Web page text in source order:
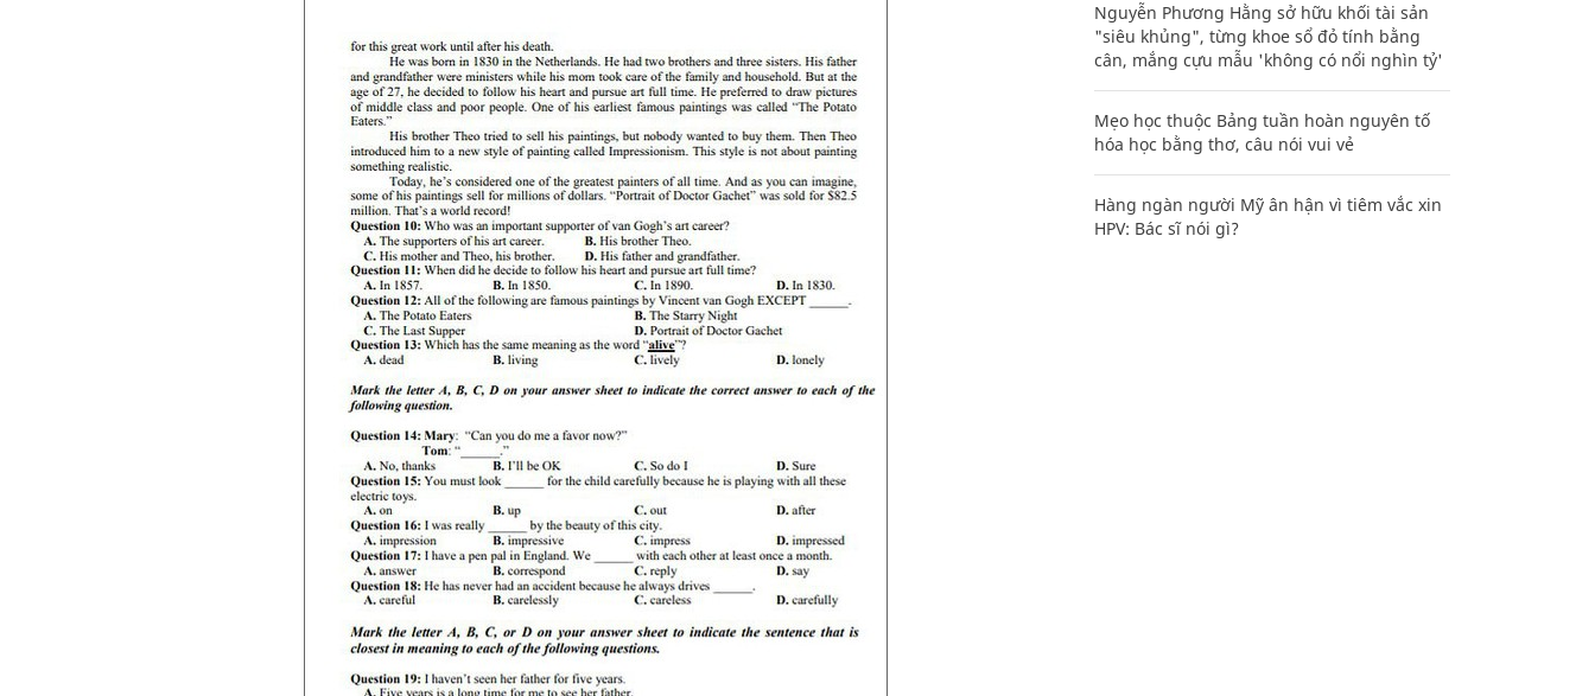
Nguyễn Phương Hằng sở hữu khối tài sản
"siêu khủng", từng khoe sổ đỏ tính bằng
cân, mắng cựu mẫu 'không có nổi nghìn tỷ'
Mẹo học thuộc Bảng tuần hoàn nguyên tố
hóa học bằng thơ, câu nói vui vẻ
Hàng ngàn người Mỹ ân hận vì tiêm vắc xin
HPV: Bác sĩ nói gì?